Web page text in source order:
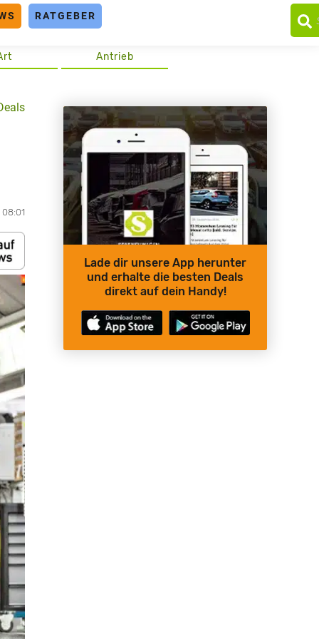
RATGEBER
Antrieb
Lade dir unsere App herunter
und erhalte die besten Deals
direkt auf dein Handy!